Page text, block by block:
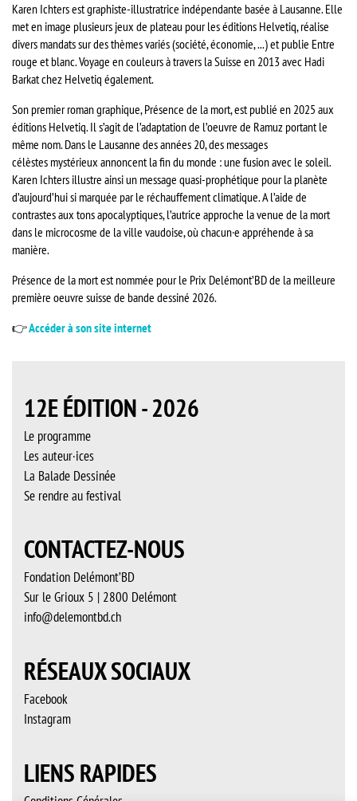
Karen Ichters est graphiste-illustratrice indépendante basée à Lausanne. Elle
met en image plusieurs jeux de plateau pour les éditions Helvetiq, réalise
divers mandats sur des thèmes variés (société, économie, ...) et publie Entre
rouge et blanc. Voyage en couleurs à travers la Suisse en 2013 avec Hadi
Barkat chez Helvetiq également.
Son premier roman graphique, Présence de la mort, est publié en 2025 aux
éditions Helvetiq. Il s’agit de l’adaptation de l’oeuvre de Ramuz portant le
même nom. Dans le Lausanne des années 20, des messages
célèstes mystérieux annoncent la fin du monde : une fusion avec le soleil.
Karen Ichters illustre ainsi un message quasi-prophétique pour la planète
d’aujourd’hui si marquée par le réchauffement climatique. A l’aide de
contrastes aux tons apocalyptiques, l’autrice approche la venue de la mort
dans le microcosme de la ville vaudoise, où chacun·e appréhende à sa
manière.
Présence de la mort est nommée pour le Prix Delémont’BD de la meilleure
première oeuvre suisse de bande dessiné 2026.
👉Accéder à son site internet
12E ÉDITION - 2026
Le programme
Les auteur·ices
La Balade Dessinée
Se rendre au festival
CONTACTEZ-NOUS
Fondation Delémont’BD
Sur le Grioux 5 | 2800 Delémont
info@delemontbd.ch
RÉSEAUX SOCIAUX
Facebook
Instagram
LIENS RAPIDES